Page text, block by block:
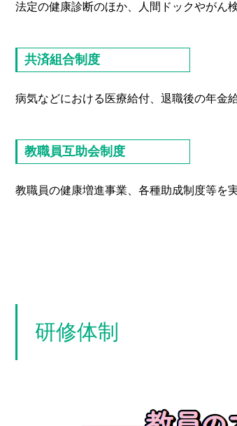
法定の健康診断のほか、人間ドックやがん
共済組合制度
病気などにおける医療給付、退職後の年金
教職員互助会制度
教職員の健康増進事業、各種助成制度等を
研修体制